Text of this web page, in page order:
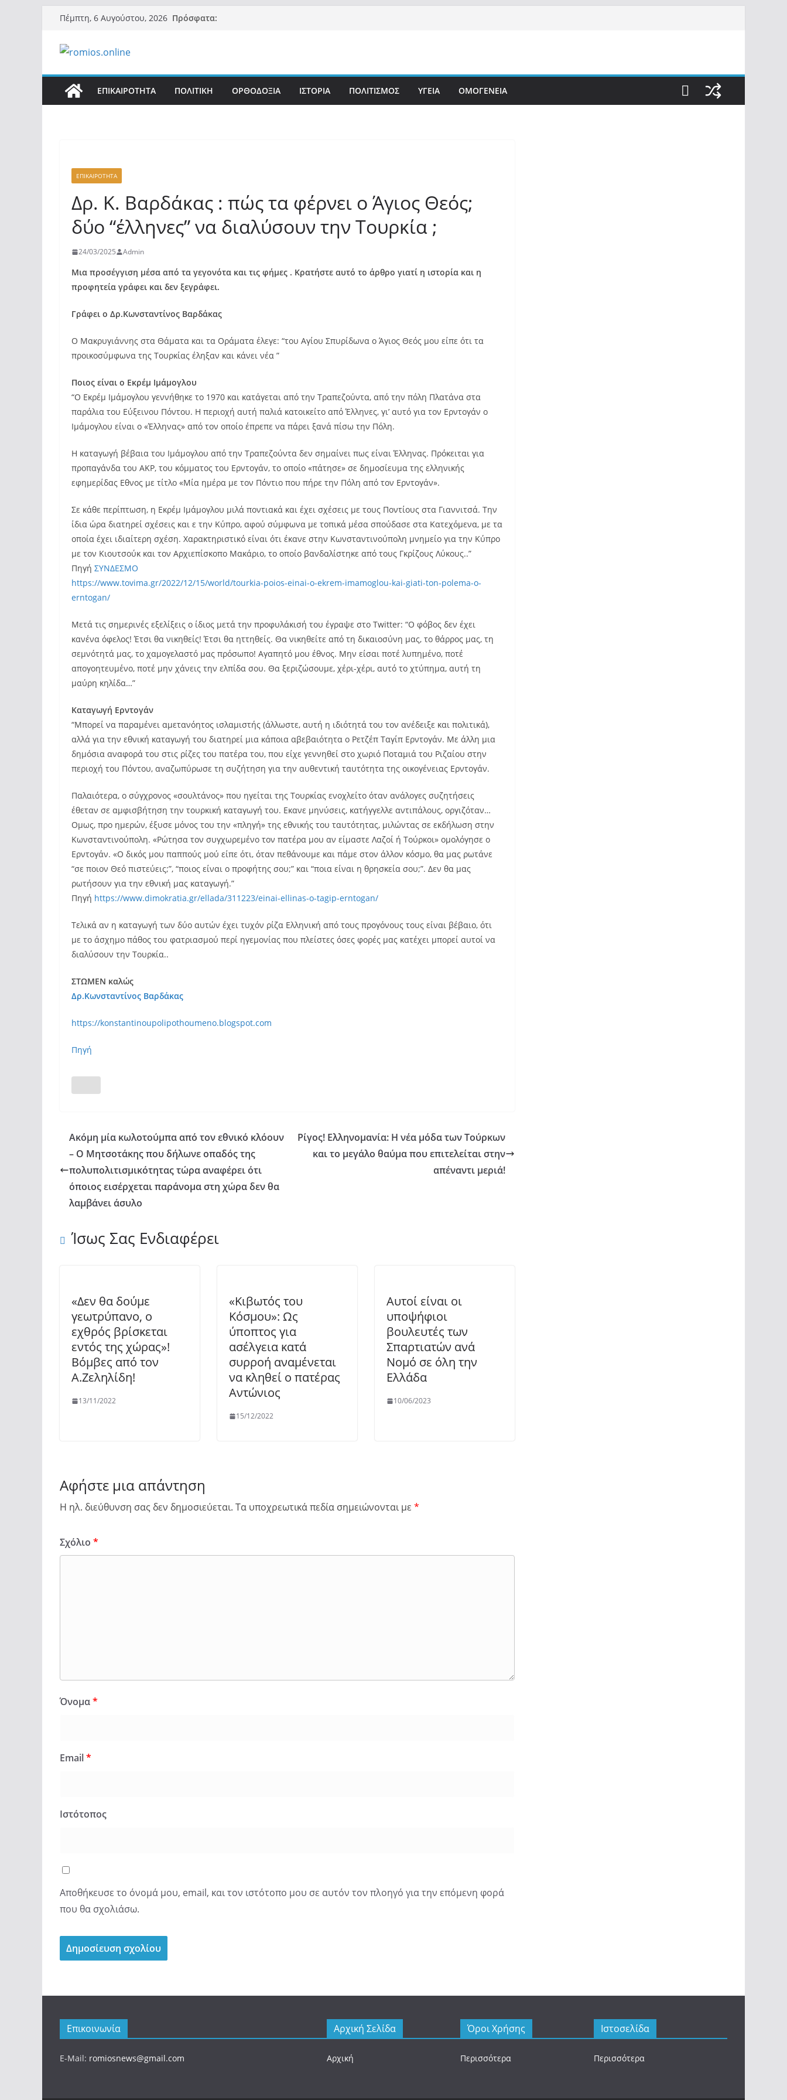
Μετάβαση
περιεχόμενο
Πέμπτη, 6 Αυγούστου, 2026 Πρόσφατα:
ΕΠΙΚΑΙΡΟΤΗΤΑ ΠΟΛΙΤΙΚΗ ΟΡΘΟΔΟΞΙΑ ΙΣΤΟΡΙΑ ΠΟΛΙΤΙΣΜΟΣ ΥΓΕΙΑ ΟΜΟΓΕΝΕΙΑ
ΕΠΙΚΑΙΡΟΤΗΤΑ
Δρ. Κ. Βαρδάκας : πώς τα φέρνει ο Άγιος Θεός;
δύο “έλληνες” να διαλύσουν την Τουρκία ;
24/03/2025 Admin
Μια προσέγγιση μέσα από τα γεγονότα και τις φήμες . Κρατήστε αυτό το άρθρο γιατί η ιστορία και η
προφητεία γράφει και δεν ξεγράφει.
Γράφει ο Δρ.Κωνσταντίνος Βαρδάκας
Ο Μακρυγιάννης στα Θάματα και τα Οράματα έλεγε: “του Αγίου Σπυρίδωνα ο Άγιος Θεός μου είπε ότι τα
προικοσύμφωνα της Τουρκίας έληξαν και κάνει νέα ”
Ποιος είναι ο Εκρέμ Ιμάμογλου
“Ο Εκρέμ Ιμάμογλου γεννήθηκε το 1970 και κατάγεται από την Τραπεζούντα, από την πόλη Πλατάνα στα
παράλια του Εύξεινου Πόντου. Η περιοχή αυτή παλιά κατοικείτο από Έλληνες, γι’ αυτό για τον Ερντογάν ο
Ιμάμογλου είναι ο «Έλληνας» από τον οποίο έπρεπε να πάρει ξανά πίσω την Πόλη.
Η καταγωγή βέβαια του Ιμάμογλου από την Τραπεζούντα δεν σημαίνει πως είναι Έλληνας. Πρόκειται για
προπαγάνδα του AKP, του κόμματος του Ερντογάν, το οποίο «πάτησε» σε δημοσίευμα της ελληνικής
εφημερίδας Εθνος με τίτλο «Μία ημέρα με τον Πόντιο που πήρε την Πόλη από τον Ερντογάν».
Σε κάθε περίπτωση, η Εκρέμ Ιμάμογλου μιλά ποντιακά και έχει σχέσεις με τους Ποντίους στα Γιαννιτσά. Την
ίδια ώρα διατηρεί σχέσεις και ε την Κύπρο, αφού σύμφωνα με τοπικά μέσα σπούδασε στα Κατεχόμενα, με τα
οποία έχει ιδιαίτερη σχέση. Χαρακτηριστικό είναι ότι έκανε στην Κωνσταντινούπολη μνημείο για την Κύπρο
με τον Κιουτσούκ και τον Αρχιεπίσκοπο Μακάριο, το οποίο βανδαλίστηκε από τους Γκρίζους Λύκους..”
Πηγή ΣΥΝΔΕΣΜΟ
https://www.tovima.gr/2022/12/15/world/tourkia-poios-einai-o-ekrem-imamoglou-kai-giati-ton-polema-o-
erntogan/
Μετά τις σημερινές εξελίξεις ο ίδιος μετά την προφυλάκισή του έγραψε στο Twitter: “Ο φόβος δεν έχει
κανένα όφελος! Έτσι θα νικηθείς! Έτσι θα ηττηθείς. Θα νικηθείτε από τη δικαιοσύνη μας, το θάρρος μας, τη
σεμνότητά μας, το χαμογελαστό μας πρόσωπο! Αγαπητό μου έθνος. Μην είσαι ποτέ λυπημένο, ποτέ
απογοητευμένο, ποτέ μην χάνεις την ελπίδα σου. Θα ξεριζώσουμε, χέρι-χέρι, αυτό το χτύπημα, αυτή τη
μαύρη κηλίδα…”
Καταγωγή Ερντογάν
“Μπορεί να παραμένει αμετανόητος ισλαμιστής (άλλωστε, αυτή η ιδιότητά του τον ανέδειξε και πολιτικά),
αλλά για την εθνική καταγωγή του διατηρεί μια κάποια αβεβαιότητα ο Ρετζέπ Ταγίπ Ερντογάν. Με άλλη μια
δημόσια αναφορά του στις ρίζες του πατέρα του, που είχε γεννηθεί στο χωριό Ποταμιά του Ριζαίου στην
περιοχή του Πόντου, αναζωπύρωσε τη συζήτηση για την αυθεντική ταυτότητα της οικογένειας Ερντογάν.
Παλαιότερα, ο σύγχρονος «σουλτάνος» που ηγείται της Τουρκίας ενοχλείτο όταν ανάλογες συζητήσεις
έθεταν σε αμφισβήτηση την τουρκική καταγωγή του. Εκανε μηνύσεις, κατήγγελλε αντιπάλους, οργιζόταν…
Ομως, προ ημερών, έξυσε μόνος του την «πληγή» της εθνικής του ταυτότητας, μιλώντας σε εκδήλωση στην
Κωνσταντινούπολη. «Ρώτησα τον συγχωρεμένο τον πατέρα μου αν είμαστε Λαζοί ή Τούρκοι» ομολόγησε ο
Ερντογάν. «Ο δικός μου παππούς μού είπε ότι, όταν πεθάνουμε και πάμε στον άλλον κόσμο, θα μας ρωτάνε
“σε ποιον Θεό πιστεύεις;”, “ποιος είναι ο προφήτης σου;” και “ποια είναι η θρησκεία σου;”. Δεν θα μας
ρωτήσουν για την εθνική μας καταγωγή.”
Πηγή https://www.dimokratia.gr/ellada/311223/einai-ellinas-o-tagip-erntogan/
Τελικά αν η καταγωγή των δύο αυτών έχει τυχόν ρίζα Ελληνική από τους προγόνους τους είναι βέβαιο, ότι
με το άσχημο πάθος του φατριασμού περί ηγεμονίας που πλείστες όσες φορές μας κατέχει μπορεί αυτοί να
διαλύσουν την Τουρκία..
ΣΤΩΜΕΝ καλώς
Δρ.Κωνσταντίνος Βαρδάκας
https://konstantinoupolipothoumeno.blogspot.com
Πηγή
Ακόμη μία κωλοτούμπα από τον εθνικό κλόουν
– Ο Μητσοτάκης που δήλωνε οπαδός της
πολυπολιτισμικότητας τώρα αναφέρει ότι
όποιος εισέρχεται παράνομα στη χώρα δεν θα
λαμβάνει άσυλο
Ρίγος! Ελληνομανία: Η νέα μόδα των Τούρκων
και το μεγάλο θαύμα που επιτελείται στην
απέναντι μεριά!
Ίσως Σας Ενδιαφέρει
«Δεν θα δούμε
γεωτρύπανο, ο
εχθρός βρίσκεται
εντός της χώρας»!
Βόμβες από τον
Α.Ζεληλίδη!
13/11/2022
«Κιβωτός του
Κόσμου»: Ως
ύποπτος για
ασέλγεια κατά
συρροή αναμένεται
να κληθεί ο πατέρας
Αντώνιος
15/12/2022
Αυτοί είναι οι
υποψήφιοι
βουλευτές των
Σπαρτιατών ανά
Νομό σε όλη την
Ελλάδα
10/06/2023
Αφήστε μια απάντηση
Η ηλ. διεύθυνση σας δεν δημοσιεύεται. Τα υποχρεωτικά πεδία σημειώνονται με *
Σχόλιο *
Όνομα*
Email*
Ιστότοπος
Αποθήκευσε το όνομά μου, email, και τον ιστότοπο μου σε αυτόν τον πλοηγό για την επόμενη φορά
που θα σχολιάσω.
Επικοινωνία
E-Mail: romiosnews@gmail.com
Αρχική Σελίδα
Αρχική
Όροι Χρήσης
Περισσότερα
Ιστοσελίδα
Περισσότερα